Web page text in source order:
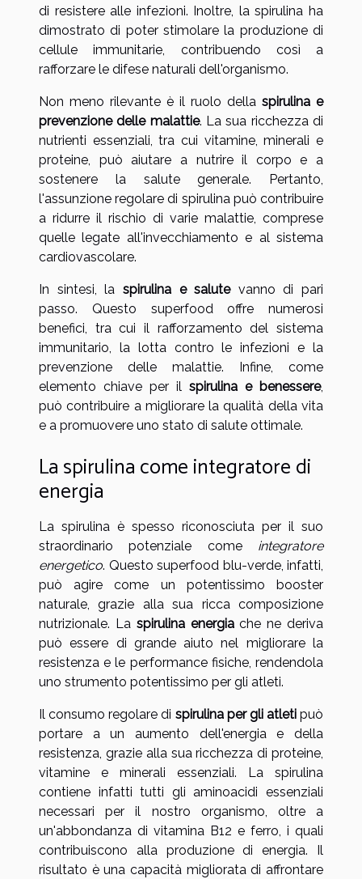
di resistere alle infezioni. Inoltre, la spirulina ha
dimostrato di poter stimolare la produzione di
cellule immunitarie, contribuendo così a
rafforzare le difese naturali dell'organismo.
Non meno rilevante è il ruolo della spirulina e
prevenzione delle malattie. La sua ricchezza di
nutrienti essenziali, tra cui vitamine, minerali e
proteine, può aiutare a nutrire il corpo e a
sostenere la salute generale. Pertanto,
l'assunzione regolare di spirulina può contribuire
a ridurre il rischio di varie malattie, comprese
quelle legate all'invecchiamento e al sistema
cardiovascolare.
In sintesi, la spirulina e salutevanno di pari
passo. Questo superfood offre numerosi
benefici, tra cui il rafforzamento del sistema
immunitario, la lotta contro le infezioni e la
prevenzione delle malattie. Infine, come
elemento chiave per il spirulina e benessere,
può contribuire a migliorare la qualità della vita
e a promuovere uno stato di salute ottimale.
La spirulina come integratore di
energia
La spirulina è spesso riconosciuta per il suo
straordinario potenziale come integratore
energetico. Questo superfood blu-verde, infatti,
può agire come un potentissimo booster
naturale, grazie alla sua ricca composizione
nutrizionale. La spirulina energiache ne deriva
può essere di grande aiuto nel migliorare la
resistenza e le performance fisiche, rendendola
uno strumento potentissimo per gli atleti.
Il consumo regolare di spirulina per gli atletipuò
portare a un aumento dell'energia e della
resistenza, grazie alla sua ricchezza di proteine,
vitamine e minerali essenziali. La spirulina
contiene infatti tutti gli aminoacidi essenziali
necessari per il nostro organismo, oltre a
un'abbondanza di vitamina B12 e ferro, i quali
contribuiscono alla produzione di energia. Il
risultato è una capacità migliorata di affrontare